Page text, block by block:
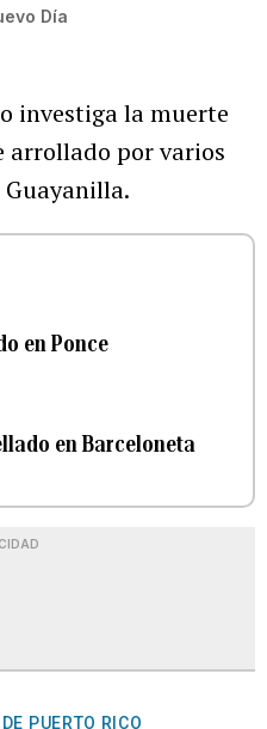
Día
investiga la muerte
arrollado por varios
Guayanilla.
en Ponce
en Barceloneta
PUERTO RICO